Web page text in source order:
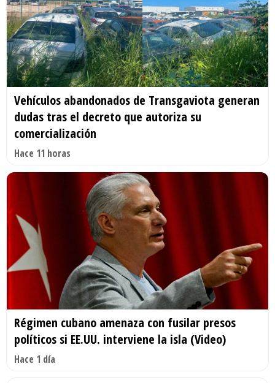
Vehículos abandonados de Transgaviota generan
dudas tras el decreto que autoriza su
comercialización
Hace 11 horas
Régimen cubano amenaza con fusilar presos
políticos si EE.UU. interviene la isla (Video)
Hace 1 día